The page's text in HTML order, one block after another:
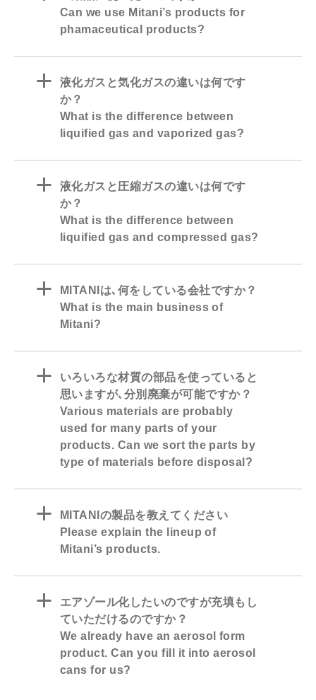
Can we use Mitani’s products for
phamaceutical products?
a
液化ガスと気化ガスの違いは何です
か？
What is the difference between
liquified gas and vaporized gas?
a
液化ガスと圧縮ガスの違いは何です
か？
What is the difference between
liquified gas and compressed gas?
a
MITANIは､何をしている会社ですか？
What is the main business of
Mitani?
a
いろいろな材質の部品を使っていると
思いますが､分別廃棄が可能ですか？
Various materials are probably
used for many parts of your
products. Can we sort the parts by
type of materials before disposal?
a
MITANIの製品を教えてください
Please explain the lineup of
Mitani’s products.
a
エアゾール化したいのですが充填もし
ていただけるのですか？
We already have an aerosol form
product. Can you fill it into aerosol
cans for us?